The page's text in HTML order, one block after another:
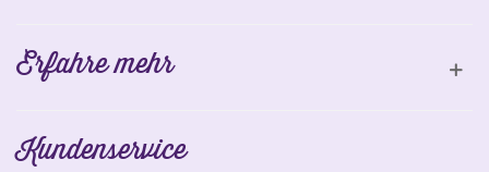
Erfahre mehr
Kundenservice